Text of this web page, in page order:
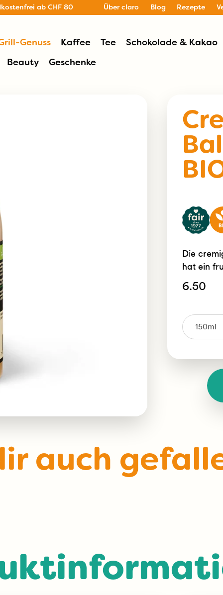
ab CHF 80 Über claro Blog Rezepte
Genuss Kaffee Tee Schokolade & Kakao
Beauty Geschenke
Die
hat ein
6.50
auch